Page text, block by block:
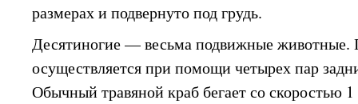
размерах и подвернуто под грудь.
Десятиногие — весьма подвижные животные.
осуществляется при помощи четырех пар
Обычный травяной краб бегает со скоростью